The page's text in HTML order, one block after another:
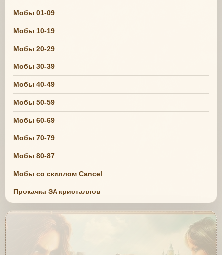
Мобы 01-09
Мобы 10-19
Мобы 20-29
Мобы 30-39
Мобы 40-49
Мобы 50-59
Мобы 60-69
Мобы 70-79
Мобы 80-87
Мобы со скиллом Cancel
Прокачка SA кристаллов